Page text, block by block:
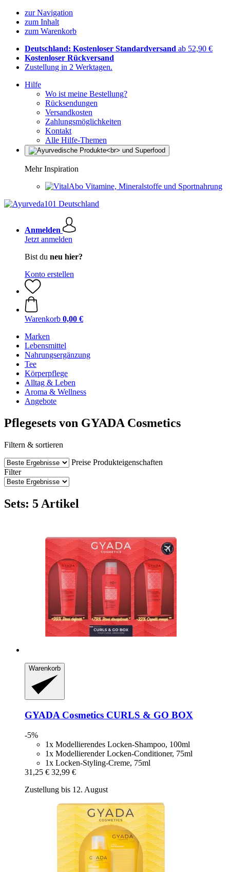
zur Navigation
zum Inhalt
zum Warenkorb
Deutschland: Kostenloser Standardversand ab 52,90 €
Kostenloser Rückversand
Zustellung in 2 Werktagen.
Hilfe
Wo ist meine Bestellung?
Rücksendungen
Versandkosten
Zahlungsmöglichkeiten
Kontakt
Alle Hilfe-Themen
Mehr Inspiration
Vitamine, Mineralstoffe und Sportnahrung
Anmelden
Jetzt anmelden
Bist du neu hier?
Konto erstellen
Warenkorb 0,00 €
Marken
Lebensmittel
Nahrungsergänzung
Tee
Körperpflege
Alltag & Leben
Aroma & Wellness
Angebote
Pflegesets von GYADA Cosmetics
Filtern & sortieren
Preise Produkteigenschaften
Filter
Sets: 5 Artikel
Warenkorb
GYADA Cosmetics CURLS & GO BOX
-5%
1x Modellierendes Locken-Shampoo, 100ml
1x Modellierender Locken-Conditioner, 75ml
1x Locken-Styling-Creme, 75ml
31,25 € 32,99 €
Zustellung bis 12. August